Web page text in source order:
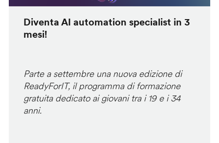
Diventa AI automation specialist in 3
mesi!
Parte a settembre una nuova edizione di
ReadyForIT, il programma di formazione
gratuita dedicato ai giovani tra i 19 e i 34
anni.